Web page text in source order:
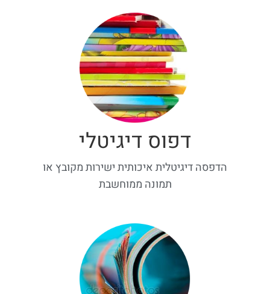
דפוס דיגיטלי
הדפסה דיגיטלית איכותית ישירות מקובץ או
תמונה ממוחשבת